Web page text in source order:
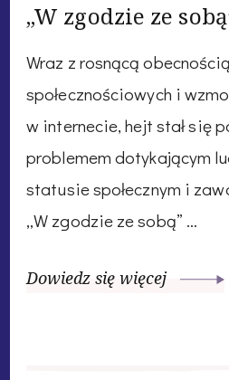
„W zgodzie ze
Wraz z rosnącą
społecznościowych i
w internecie, hejt stał się
problemem dotykającym
statusie społecznym i
„W zgodzie ze sobą” …
Dowiedz się więcej